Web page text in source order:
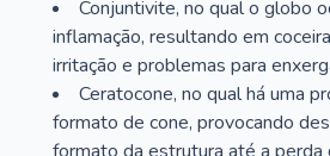
Conjuntivite, no qual o globo
inflamação, resultando em
irritação e problemas para
Ceratocone, no qual há uma
formato de cone, provocando